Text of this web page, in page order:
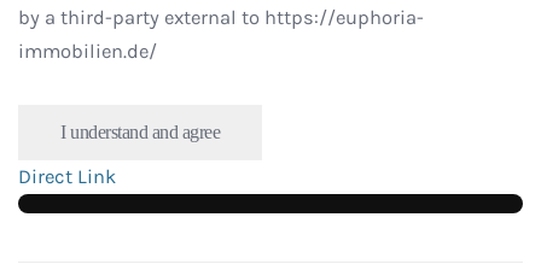
by a third-party external to https://euphoria-
immobilien.de/
I understand and agree
Direct Link